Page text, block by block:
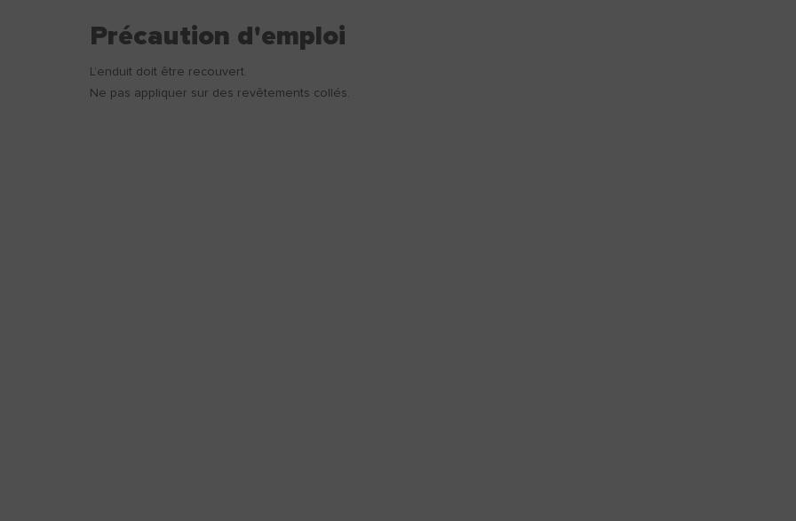
Précaution d'emploi
L’enduit doit être recouvert.
Ne pas appliquer sur des revêtements collés.